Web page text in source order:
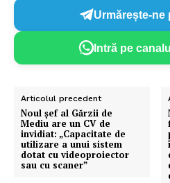
Urmărește-ne
Intră pe
Articolul precedent
Noul șef al Gărzii de
Mediu are un CV de
invidiat: „Capacitate de
utilizare a unui sistem
dotat cu videoproiector
sau cu scaner”